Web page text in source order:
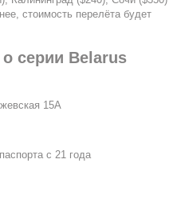
стоимость перелёта будет
серии Belarus
15А
с 21 года